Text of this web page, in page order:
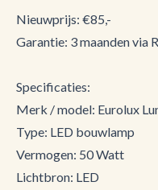
Nieuwprijs: €85,-
Garantie: 3 maanden via
Specificaties:
Merk / model: Eurolux
Type: LED bouwlamp
Vermogen: 50 Watt
Lichtbron: LED